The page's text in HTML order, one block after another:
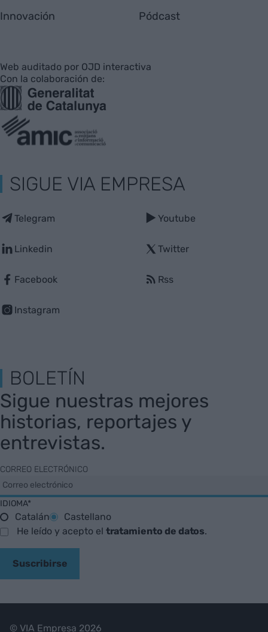
Innovación Pódcast
Web auditado por OJD interactiva
Con la colaboración de:
SIGUE VIA EMPRESA
Telegram
Linkedin
Facebook
Instagram
Youtube
Twitter
Rss
BOLETÍN
Sigue nuestras mejores
historias, reportajes y
entrevistas.
CORREO ELECTRÓNICO
IDIOMA*
Catalán
Castellano
He leído y acepto el tratamiento de datos.
Suscribirse
© VIA Empresa 2026